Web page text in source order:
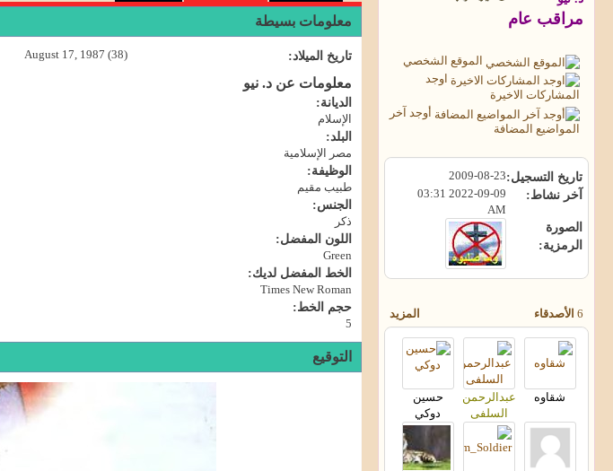
مراقب عام
الموقع الشخصي
اوجد
المشاركات الاخيرة
أوجد آخر
المواضيع المضافة
تاريخ التسجيل 2009-08-23
آخر نشاط 2022-09-09
03:31
AM
الصورة
الرمزية
المزيد 6 الأصدقاء
شقاوه
عبدالرحمن
السلفى
حسين
دوكي
معلومات بسيطة
تاريخ الميلاد August 17, 1987 (38)
معلومات عن د. نيو
الديانة:
الإسلام
البلد:
مصر الإسلامية
الوظيفة:
طبيب مقيم
الجنس:
ذكر
اللون المفضل:
Green
الخط المفضل لديك:
Times New Roman
حجم الخط:
5
التوقيع